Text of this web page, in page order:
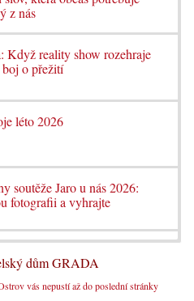
z nás
Když reality show rozehraje
o přežití
léto 2026
soutěže Jaro u nás 2026:
fotografii a vyhrajte
dům GRADA
vás nepustí až do poslední stránky